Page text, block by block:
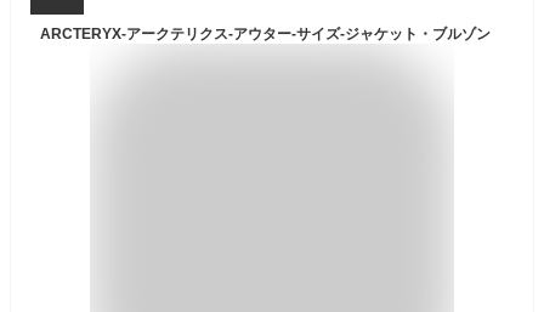
ARCTERYX-アークテリクス-アウター-サイズ-ジャケット・ブルゾン